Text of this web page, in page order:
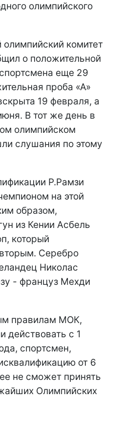
олимпийского
комитет
о положительной
еще 29
проба «А»
19 февраля, а
В тот же день в
олимпийском
слушания по этому
Р.Рамзи
на этой
образом,
из Кении Асбель
который
Серебро
Николас
- француз Мехди
правилам МОК,
действовать с 1
спортсмен,
от 6
не сможет принять
Олимпийских